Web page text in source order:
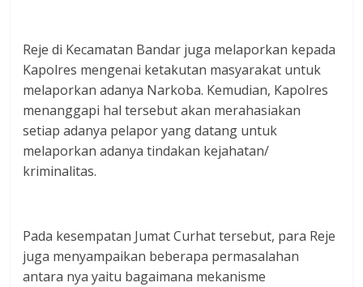
Reje di Kecamatan Bandar juga melaporkan kepada
Kapolres mengenai ketakutan masyarakat untuk
melaporkan adanya Narkoba. Kemudian, Kapolres
menanggapi hal tersebut akan merahasiakan
setiap adanya pelapor yang datang untuk
melaporkan adanya tindakan kejahatan/
kriminalitas.
Pada kesempatan Jumat Curhat tersebut, para Reje
juga menyampaikan beberapa permasalahan
antara nya yaitu bagaimana mekanisme